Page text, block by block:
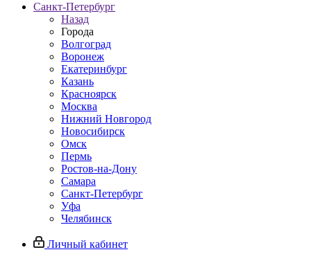
Санкт-Петербург
Назад
Города
Волгоград
Воронеж
Екатеринбург
Казань
Красноярск
Москва
Нижний Новгород
Новосибирск
Омск
Пермь
Ростов-на-Дону
Самара
Санкт-Петербург
Уфа
Челябинск
Личный кабинет